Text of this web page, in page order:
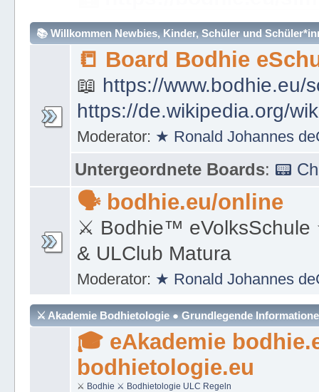
📚 Willkommen Newbies, Kinder, Schüler und
📒 Board Bodhie
📖 https://www.bodhie.eu/
https://de.wikipedia.org/
Moderator: ★ Ronald Johannes
Untergeordnete Boards: 📟
🗣 bodhie.eu/online
⚔ Bodhie™
& ULClub Matura
Moderator: ★ Ronald Johannes
⚔ Akademie Bodhietologie ● Grundlegende
🎓 eAkademie
bodhietologie.eu
⚔ Bodhie ⚔ Bodhietologie ULC Regeln